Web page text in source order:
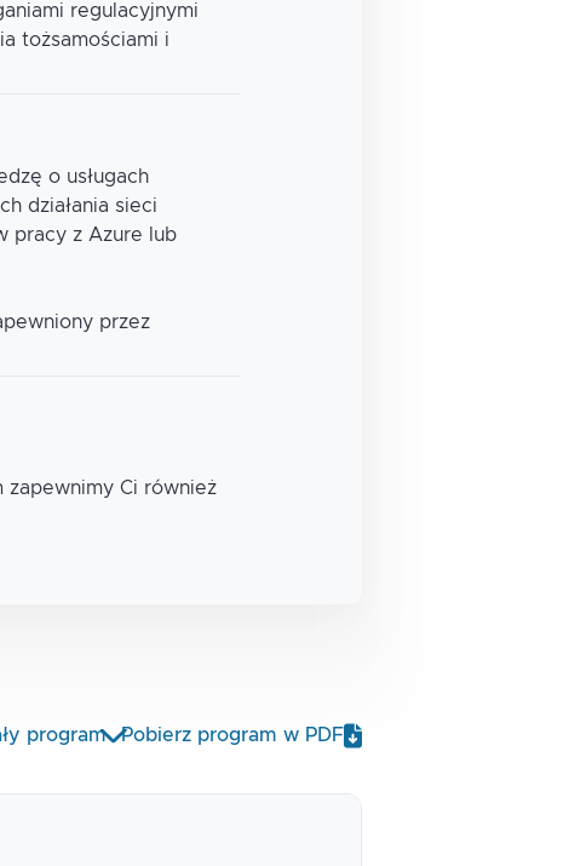
regulacyjnymi
tożsamościami i
o usługach
działania sieci
pracy z Azure lub
przez
zapewnimy Ci również
program Pobierz program w PDF